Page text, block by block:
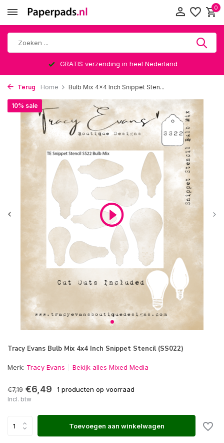
0
GRATIS verzending in heel Nederland
Terug Home Bulb Mix 4x4 Inch Snippet Sten...
Tracy Evans Bulb Mix 4x4 Inch Snippet Stencil (SS022)
10% sale
Merk: Tracy Evans Bekijk alles Mixed Media
€7,19 €6,49 1 producten op voorraad
Incl. btw
Toevoegen aan winkelwagen